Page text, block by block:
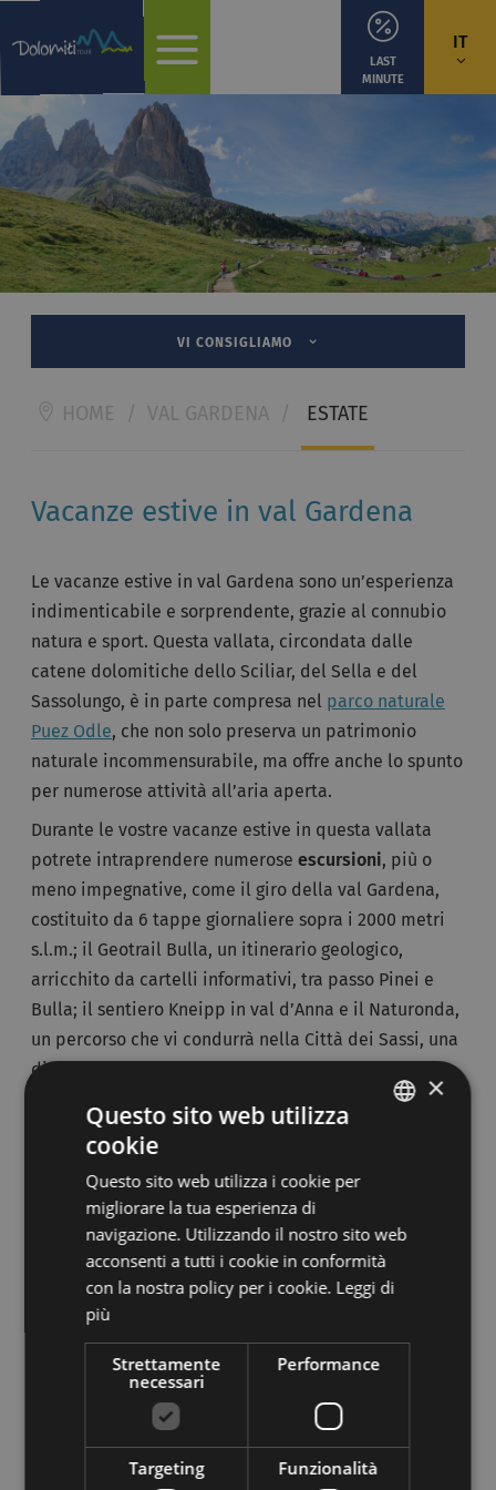
IT
LAST
MINUTE
VI CONSIGLIAMO
HOME / VAL GARDENA / ESTATE
Vacanze estive in val Gardena
Le vacanze estive in val Gardena sono un’esperienza
indimenticabile e sorprendente, grazie al connubio
natura e sport. Questa vallata, circondata dalle
catene dolomitiche dello Sciliar, del Sella e del
Sassolungo, è in parte compresa nel parco naturale
Puez Odle, che non solo preserva un patrimonio
naturale incommensurabile, ma offre anche lo spunto
per numerose attività all’aria aperta.
Durante le vostre vacanze estive in questa vallata
potrete intraprendere numerose escursioni, più o
meno impegnative, come il giro della val Gardena,
costituito da 6 tappe giornaliere sopra i 2000 metri
s.l.m.; il Geotrail Bulla, un itinerario geologico,
arricchito da cartelli informativi, tra passo Pinei e
Bulla; il sentiero Kneipp in val d’Anna e il Naturonda,
un percorso che vi condurrà nella Città dei Sassi, una
distesa di pietre sormontata dal Sasso Lungo, nei
pressi del passo Sella. Se desiderate praticare il
nordic walking, oltre a diversi sentieri, troverete
anche ilNordic Active Park in Vallunga
Se non soffrite di vertigini, amate l’avventura e volete
sfidare le vette delle Dolomiti, la val Gardena è la
destinazione ottimale per le vostre vacanze estive: vi
attendono lepalestre di roccianei principali centri
abitati della vallata e potrete inoltrarvi lungo la via
ferrata delle Mésules, della Brigata Tridentina e
lungo il sentiero Oskar Schuster. A Ortisei potrete
anche trascorrere una giornata al
sentiero avventura
Col de Flam, dove potrete saltare e arrampicarvi tra
gli alberi, sospesi anche a 50 m da terra.
×
Questo sito web utilizza
cookie
Questo sito web utilizza i cookie per
migliorare la tua esperienza di
navigazione. Utilizzando il nostro sito web
acconsenti a tutti i cookie in conformità
con la nostra policy per i cookie. Leggi di
più
Strettamente
necessari
Performance
Targeting Funzionalità